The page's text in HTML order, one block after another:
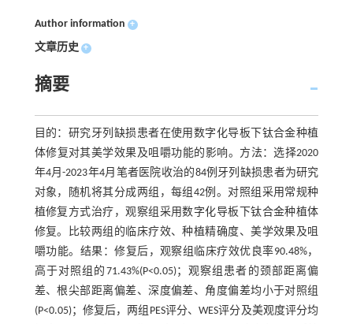
Author information +
文章历史 +
摘要
目的：研究牙列缺损患者在使用数字化导板下钛合金种植
体修复对其美学效果及咀嚼功能的影响。方法：选择2020
年4月-2023年4月笔者医院收治的84例牙列缺损患者为研究
对象，随机将其分成两组，每组42例。对照组采用常规种
植修复方式治疗，观察组采用数字化导板下钛合金种植体
修复。比较两组的临床疗效、种植精确度、美学效果及咀
嚼功能。结果：修复后，观察组临床疗效优良率90.48%，
高于对照组的71.43%(P<0.05)；观察组患者的颈部距离偏
差、根尖部距离偏差、深度偏差、角度偏差均小于对照组
(P<0.05)；修复后，两组PES评分、WES评分及美观度评分均